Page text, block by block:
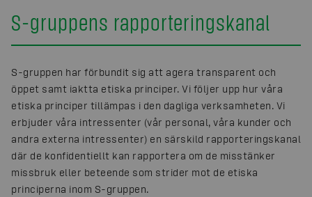
S-gruppens rapporteringskanal
S-gruppen har förbundit sig att agera transparent och
öppet samt iaktta etiska principer. Vi följer upp hur våra
etiska principer tillämpas i den dagliga verksamheten. Vi
erbjuder våra intressenter (vår personal, våra kunder och
andra externa intressenter) en särskild rapporteringskanal
där de konfidentiellt kan rapportera om de misstänker
missbruk eller beteende som strider mot de etiska
principerna inom S-gruppen.